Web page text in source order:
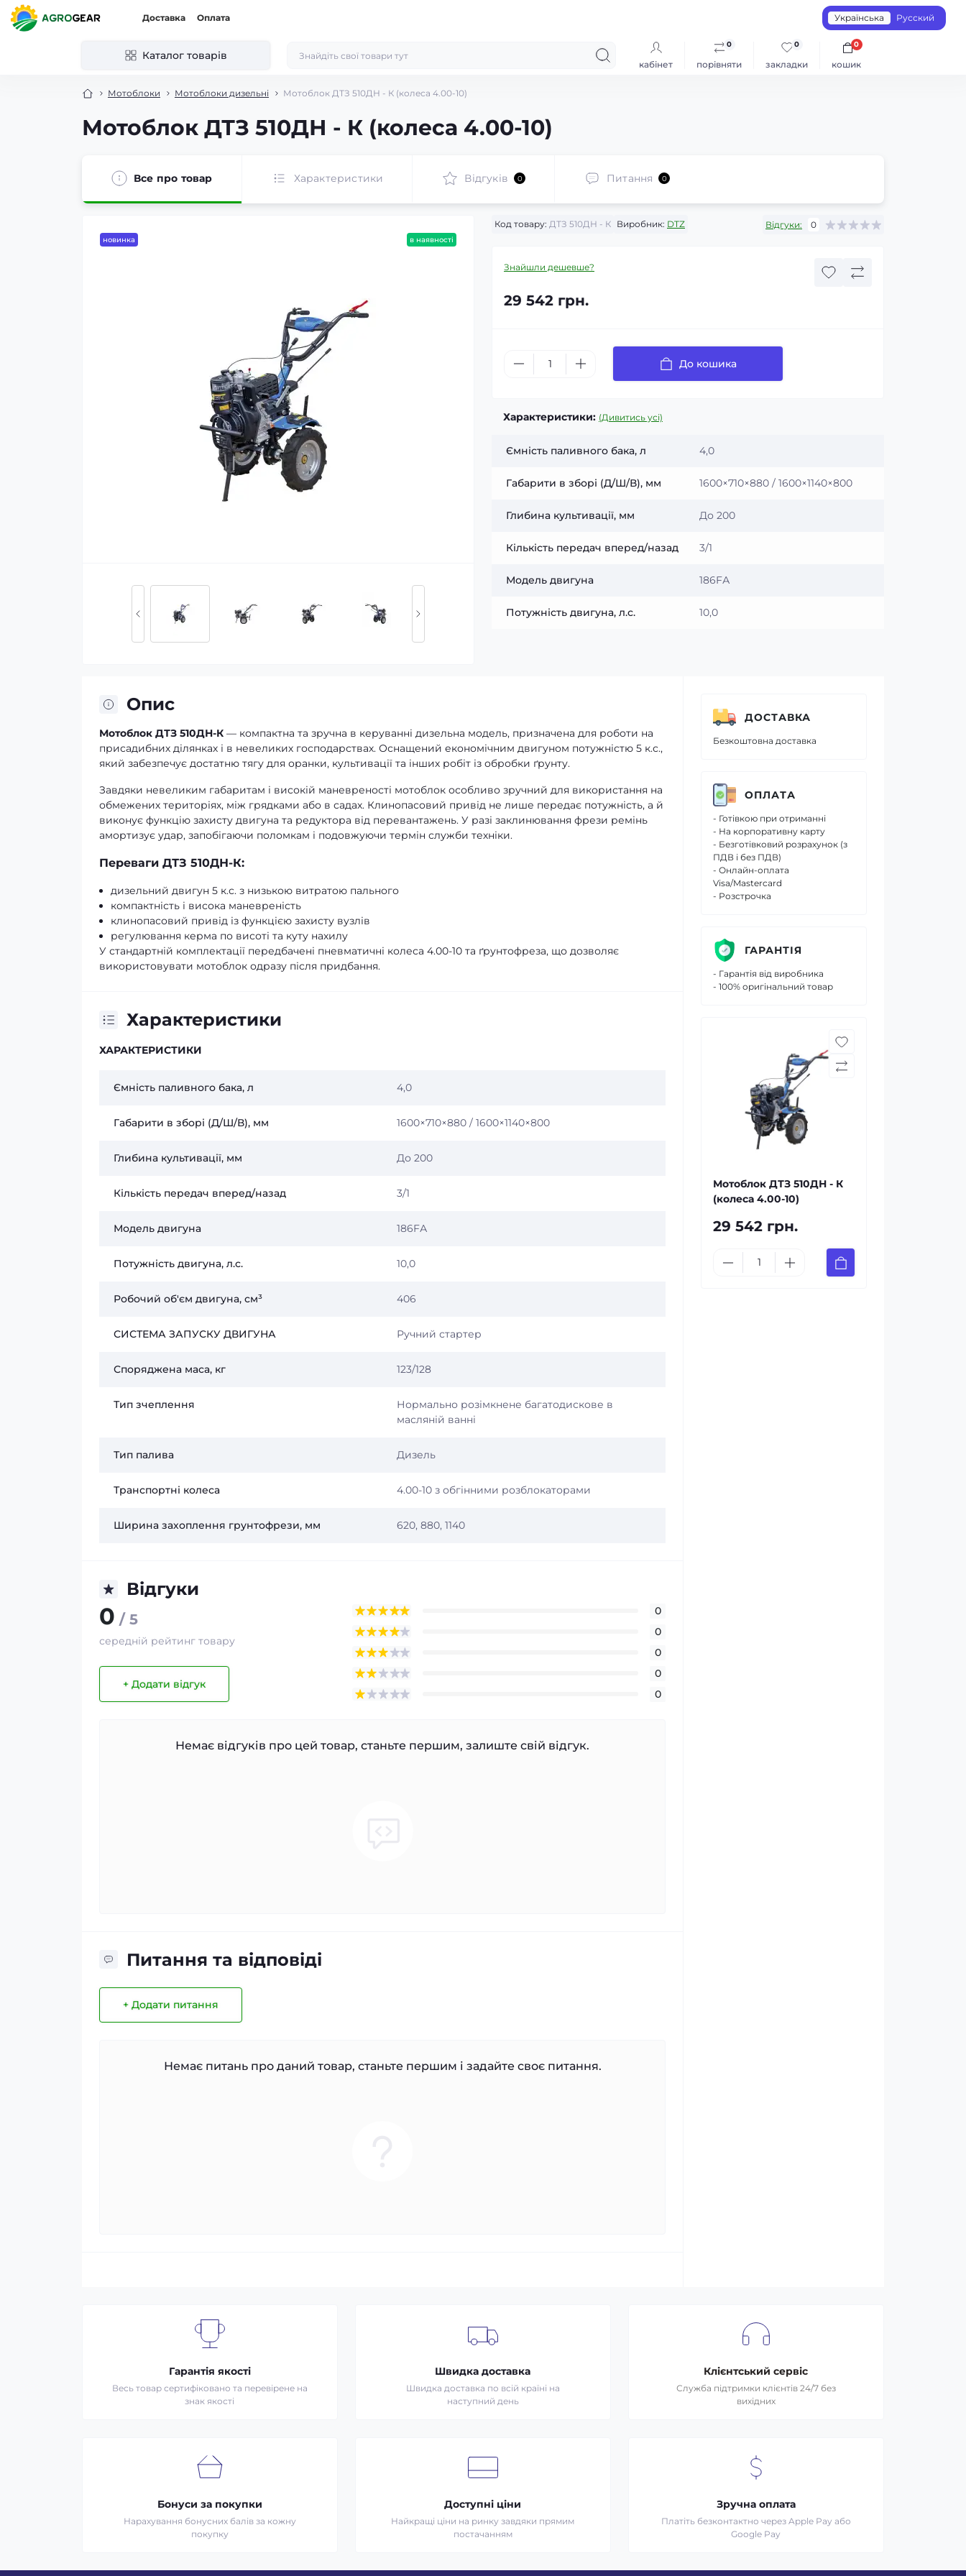
Доставка Оплата Українська Русский
Каталог товарів
кабінет порівняти
0
закладки
0
кошик
0
Мотоблоки Мотоблоки дизельні Мотоблок ДТЗ 510ДН - К (колеса 4.00-10)
Мотоблок ДТЗ 510ДН - К (колеса 4.00-10)
Все про товар Характеристики Відгуків 0 Питання 0
новинка в наявності
Код товару: ДТЗ 510ДН - К Виробник: DTZ Відгуки: 0
Знайшли дешевше?
29 542 грн.
До кошика
Характеристики: (Дивитись усі)
Ємність паливного бака, л 4,0
Габарити в зборі (Д/Ш/В), мм 1600×710×880 / 1600×1140×800
Глибина культивації, мм До 200
Кількість передач вперед/назад 3/1
Модель двигуна 186FА
Потужність двигуна, л.с. 10,0
Опис
Мотоблок ДТЗ 510ДН-К — компактна та зручна в керуванні дизельна модель, призначена для роботи на
присадибних ділянках і в невеликих господарствах. Оснащений економічним двигуном потужністю 5 к.с.,
який забезпечує достатню тягу для оранки, культивації та інших робіт із обробки ґрунту.
Завдяки невеликим габаритам і високій маневреності мотоблок особливо зручний для використання на
обмежених територіях, між грядками або в садах. Клинопасовий привід не лише передає потужність, а й
виконує функцію захисту двигуна та редуктора від перевантажень. У разі заклинювання фрези ремінь
амортизує удар, запобігаючи поломкам і подовжуючи термін служби техніки.
Переваги ДТЗ 510ДН-К:
дизельний двигун 5 к.с. з низькою витратою пального
компактність і висока маневреність
клинопасовий привід із функцією захисту вузлів
регулювання керма по висоті та куту нахилу
У стандартній комплектації передбачені пневматичні колеса 4.00-10 та ґрунтофреза, що дозволяє
використовувати мотоблок одразу після придбання.
Характеристики
ХАРАКТЕРИСТИКИ
Ємність паливного бака, л 4,0
Габарити в зборі (Д/Ш/В), мм 1600×710×880 / 1600×1140×800
Глибина культивації, мм До 200
Кількість передач вперед/назад 3/1
Модель двигуна 186FА
Потужність двигуна, л.с. 10,0
Робочий об'єм двигуна, см³ 406
СИСТЕМА ЗАПУСКУ ДВИГУНА Ручний стартер
Споряджена маса, кг 123/128
Тип зчеплення
Нормально розімкнене багатодискове в
масляній ванні
Тип палива Дизель
Транспортні колеса 4.00-10 з обгінними розблокаторами
Ширина захоплення грунтофрези, мм 620, 880, 1140
Відгуки
0 / 5
середній рейтинг товару
+ Додати відгук
0
0
0
0
0
Немає відгуків про цей товар, станьте першим, залиште свій відгук.
Питання та відповіді
+ Додати питання
Немає питань про даний товар, станьте першим і задайте своє питання.
ДОСТАВКА
Безкоштовна доставка
ОПЛАТА
- Готівкою при отриманні
- На корпоративну карту
- Безготівковий розрахунок (з
ПДВ і без ПДВ)
- Онлайн-оплата
Visa/Mastercard
- Розстрочка
ГАРАНТІЯ
- Гарантія від виробника
- 100% оригінальний товар
Мотоблок ДТЗ 510ДН - К
(колеса 4.00-10)
29 542 грн.
Гарантія якості
Весь товар сертифіковано та перевірене на
знак якості
Швидка доставка
Швидка доставка по всій країні на
наступний день
Клієнтський сервіс
Служба підтримки клієнтів 24/7 без
вихідних
Бонуси за покупки
Нарахування бонусних балів за кожну
покупку
Доступні ціни
Найкращі ціни на ринку завдяки прямим
постачанням
Зручна оплата
Платіть безконтактно через Apple Pay або
Google Pay